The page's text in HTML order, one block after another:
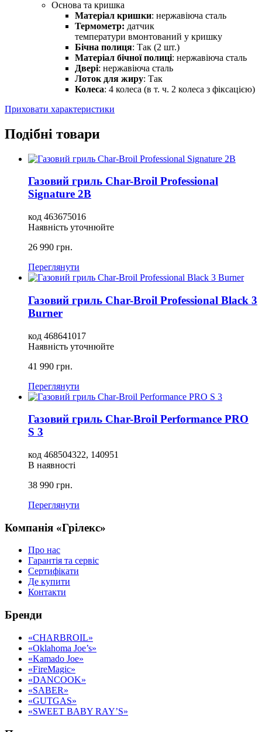
Основа та кришка
Матеріал кришки: нержавіюча сталь
Термометр: датчик
температури вмонтований у кришку
Бічна полиця: Так (2 шт.)
Матеріал бічної полиці: нержавіюча сталь
Двері: нержавіюча сталь
Лоток для жиру: Так
Колеса: 4 колеса (в т. ч. 2 колеса з фіксацією)
Приховати характеристики
Подібні товари
Газовий гриль Char-Broil Professional
Signature 2B
код 463675016
Наявність уточнюйте
26 990 грн.
Переглянути
Газовий гриль Char-Broil Professional Black 3
Burner
код 468641017
Наявність уточнюйте
41 990 грн.
Переглянути
Газовий гриль Char-Broil Performance PRO
S 3
код 468504322, 140951
В наявності
38 990 грн.
Переглянути
Компанія «Грілекс»
Про нас
Гарантія та сервіс
Сертифікати
Де купити
Контакти
Бренди
«CHARBROIL»
«Oklahoma Joe’s»
«Kamado Joe»
«FireMagic»
«DANCOOK»
«SABER»
«GUTGAS»
«SWEET BABY RAY’S»